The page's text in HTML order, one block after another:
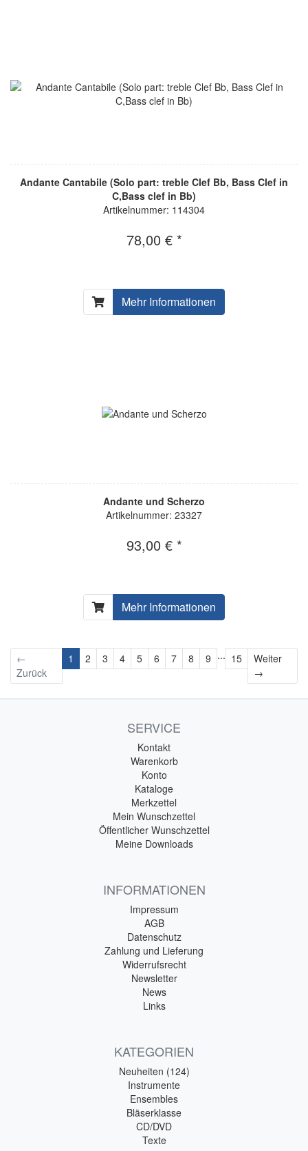
Andante Cantabile (Solo part: treble Clef Bb, Bass Clef in
C,Bass clef in Bb)
Artikelnummer: 114304
78,00 € *
Mehr Informationen
Andante und Scherzo
Artikelnummer: 23327
93,00 € *
Mehr Informationen
←
Zurück
1 2 3 4 5 6 7 8 9 ... 15
Weiter
→Weiter
SERVICE
Kontakt
Warenkorb
Konto
Kataloge
Merkzettel
Mein Wunschzettel
Öffentlicher Wunschzettel
Meine Downloads
INFORMATIONEN
Impressum
AGB
Datenschutz
Zahlung und Lieferung
Widerrufsrecht
Newsletter
News
Links
KATEGORIEN
Neuheiten (124)
Instrumente
Ensembles
Bläserklasse
CD/DVD
Texte